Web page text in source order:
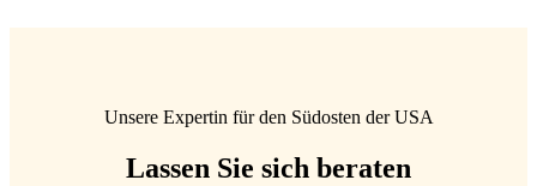
Unsere Expertin für den Südosten der USA
Lassen Sie sich beraten